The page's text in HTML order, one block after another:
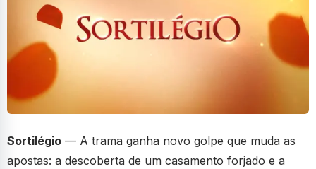
Sortilégio — A trama ganha novo golpe que muda as
apostas: a descoberta de um casamento forjado e a